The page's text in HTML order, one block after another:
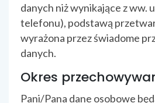
danych niż wynikające z ww.
telefonu), podstawą
wyrażona przez świadome
danych.
Okres
Pani/Pana dane osobowe